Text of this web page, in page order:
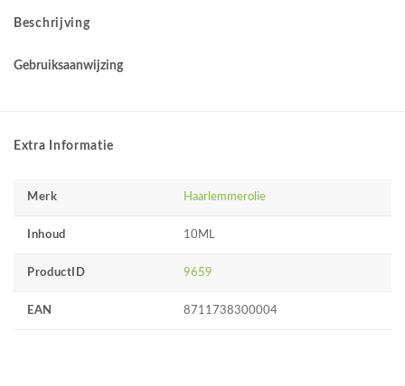
Beschrijving
Gebruiksaanwijzing
Extra Informatie
Merk Haarlemmerolie
Inhoud 10ML
ProductID 9659
EAN 8711738300004